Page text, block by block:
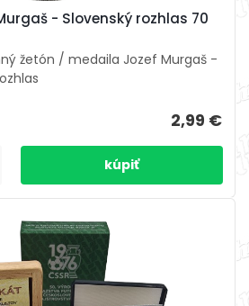
- Slovenský rozhlas 70
žetón / medaila Jozef Murgaš -
2,99 €